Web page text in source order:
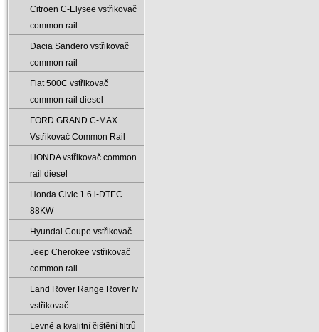
Citroen C-Elysee vstřikovač
common rail
Dacia Sandero vstřikovač
common rail
Fiat 500C vstřikovač
common rail diesel
FORD GRAND C-MAX
Vstřikovač Common Rail
HONDA vstřikovač common
rail diesel
Honda Civic 1.6 i-DTEC
88KW
Hyundai Coupe vstřikovač
Jeep Cherokee vstřikovač
common rail
Land Rover Range Rover Iv
vstřikovač
Levné a kvalitní čištění filtrů